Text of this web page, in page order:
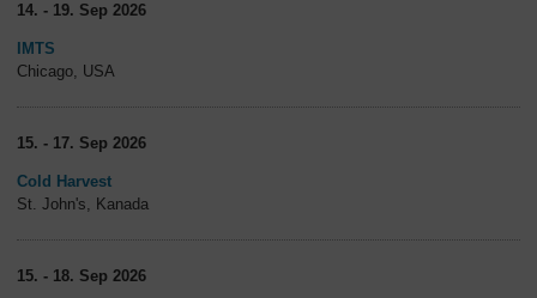
14. - 19. Sep 2026
IMTS
Chicago, USA
15. - 17. Sep 2026
Cold Harvest
St. John's, Kanada
15. - 18. Sep 2026